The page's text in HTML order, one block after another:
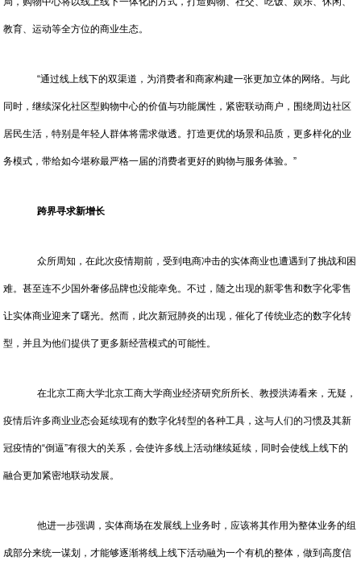
教育、运动等全方位的商业生态。
“通过线上线下的双渠道，为消费者和商家构建一张更加立体的网络。与此
同时，继续深化社区型购物中心的价值与功能属性，紧密联动商户，围绕周边社区
居民生活，特别是年轻人群体将需求做透。打造更优的场景和品质，更多样化的业
务模式，带给如今堪称最严格一届的消费者更好的购物与服务体验。”
跨界寻求新增长
众所周知，在此次疫情期前，受到电商冲击的实体商业也遭遇到了挑战和困
难。甚至连不少国外奢侈品牌也没能幸免。不过，随之出现的新零售和数字化零售
让实体商业迎来了曙光。然而，此次新冠肺炎的出现，催化了传统业态的数字化转
型，并且为他们提供了更多新经营模式的可能性。
在北京工商大学北京工商大学商业经济研究所所长、教授洪涛看来，无疑，
疫情后许多商业业态会延续现有的数字化转型的各种工具，这与人们的习惯及其新
冠疫情的“倒逼”有很大的关系，会使许多线上活动继续延续，同时会使线上线下的
融合更加紧密地联动发展。
他进一步强调，实体商场在发展线上业务时，应该将其作用为整体业务的组
成部分来统一谋划，才能够逐渐将线上线下活动融为一个有机的整体，做到高度信